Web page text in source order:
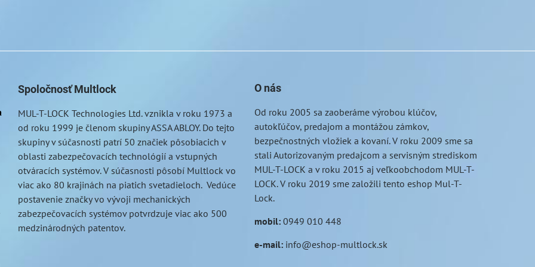
Spoločnosť Multlock
MUL-T-LOCK Technologies Ltd. vznikla v roku 1973 a
od roku 1999 je členom skupiny ASSA ABLOY. Do tejto
skupiny v súčasnosti patrí 50 značiek pôsobiacich v
oblasti zabezpečovacích technológií a vstupných
otváracích systémov. V súčasnosti pôsobí Multlock vo
viac ako 80 krajinách na piatich svetadieloch. Vedúce
postavenie značky vo vývoji mechanických
zabezpečovacích systémov potvrdzuje viac ako 500
medzinárodných patentov.
O nás
Od roku 2005 sa zaoberáme výrobou klúčov,
autokľúčov, predajom a montážou zámkov,
bezpečnostných vložiek a kovaní. V roku 2009 sme sa
stali Autorizovaným predajcom a servisným strediskom
MUL-T-LOCK a v roku 2015 aj veľkoobchodom MUL-T-
LOCK. V roku 2019 sme založili tento eshop Mul-T-
Lock.
mobil: 0949 010 448
e-mail: info@eshop-multlock.sk